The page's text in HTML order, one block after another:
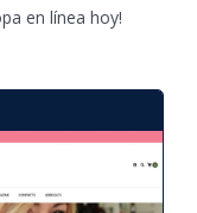
en línea hoy!